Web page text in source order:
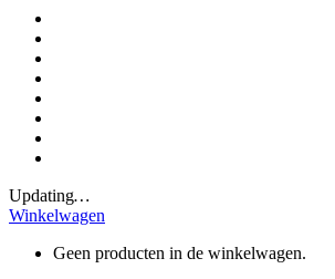
Updating…
Winkelwagen
Geen producten in de winkelwagen.